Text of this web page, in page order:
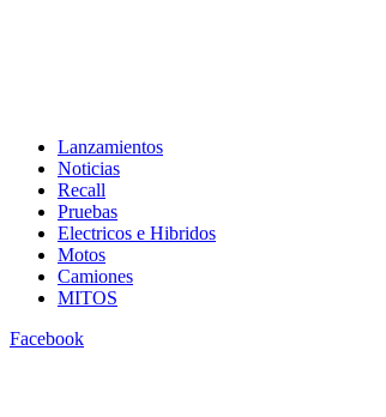
Lanzamientos
Noticias
Recall
Pruebas
Electricos e Hibridos
Motos
Camiones
MITOS
Facebook